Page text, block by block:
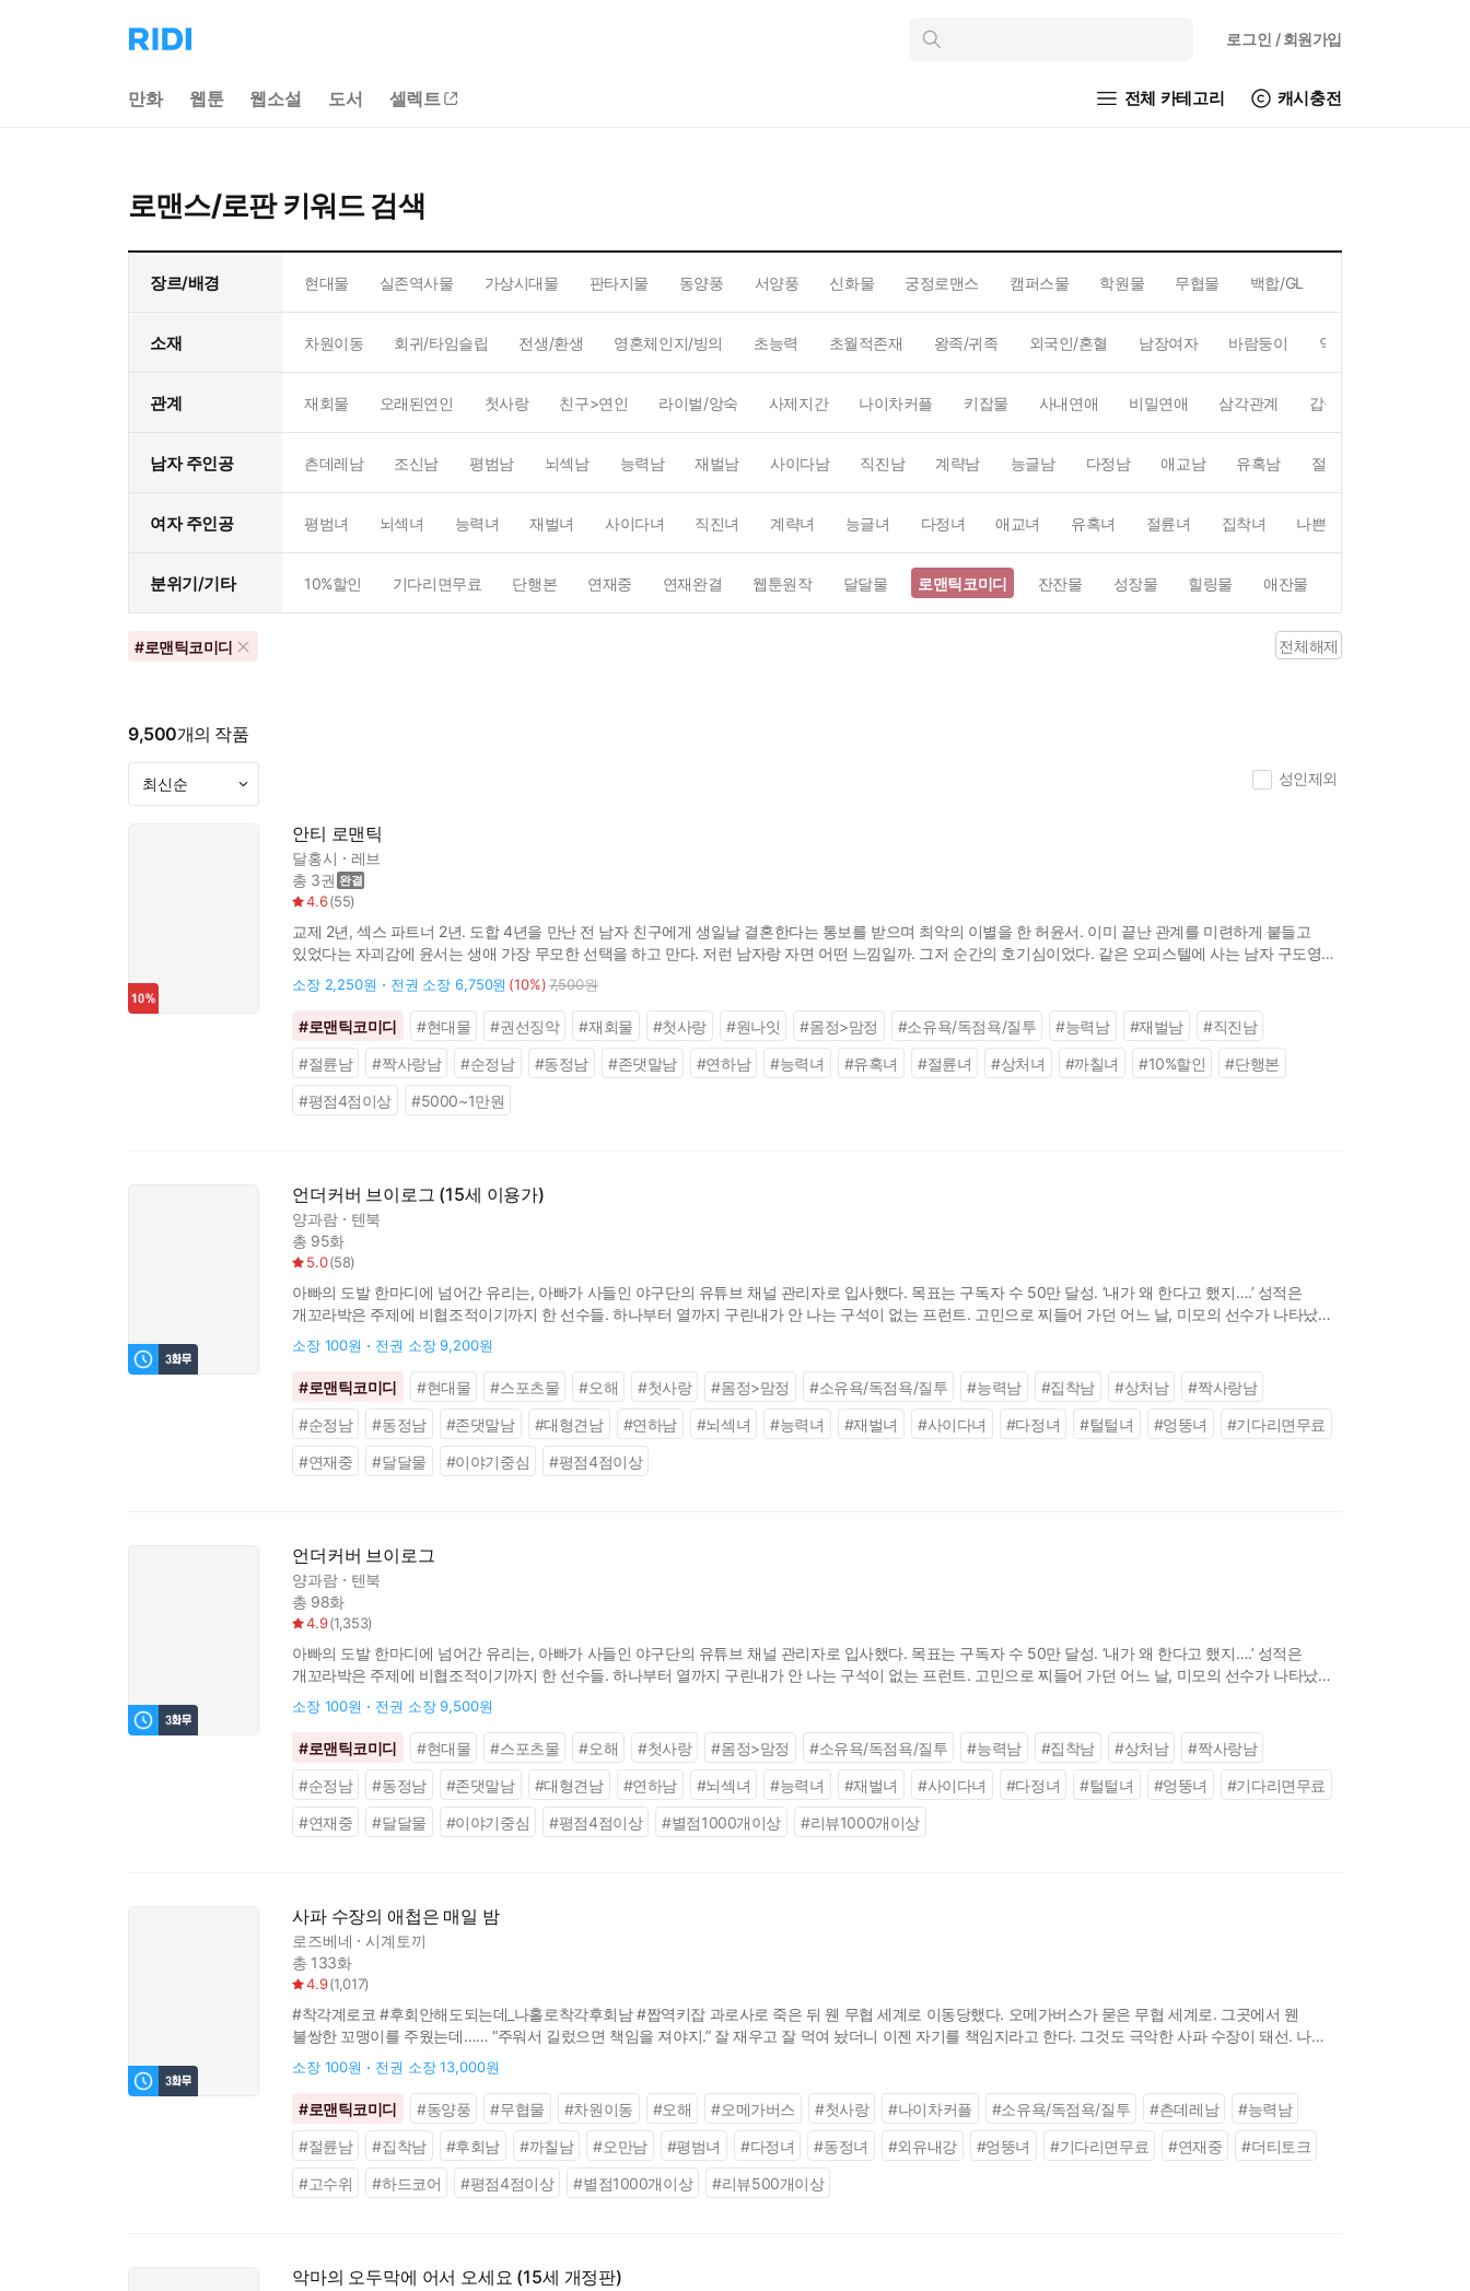
리
디
으
인
로그인 / 회원가입
만화 웹툰 웹소설 도서 셀렉트 전체 카테고리 캐시충전
로맨스/로판 키워드 검색
장르/배경 현대물 실존역사물 가상시대물 판타지물 동양풍 서양풍 신화물 궁정로맨스 캠퍼스물 학원물 무협물 백합/GL
소재 차원이동 회귀/타임슬립 전생/환생 영혼체인지/빙의 초능력 초월적존재 왕족/귀족 외국인/혼혈 남장여자 바람둥이 역하렘
관계 재회물 오래된연인 첫사랑 친구>연인 라이벌/앙숙 사제지간 나이차커플 키잡물 사내연애 비밀연애 삼각관계 갑을관계
남자 주인공 츤데레남 조신남 평범남 뇌섹남 능력남 재벌남 사이다남 직진남 계략남 능글남 다정남 애교남 유혹남 절륜남
여자 주인공 평범녀 뇌섹녀 능력녀 재벌녀 사이다녀 직진녀 계략녀 능글녀 다정녀 애교녀 유혹녀 절륜녀 집착녀 나쁜여자
분위기/기타 10%할인 기다리면무료 단행본 연재중 연재완결 웹툰원작 달달물 로맨틱코미디 잔잔물 성장물 힐링물 애잔물
#로맨틱코미디 전체해제
9,500개의 작품
성인제외
안티 로맨틱
달홍시
레브
총 3권
4.6(55)
교제 2년, 섹스 파트너 2년. 도합 4년을 만난 전 남자 친구에게 생일날 결혼한다는 통보를 받으며 최악의 이별을 한 허윤서. 이미 끝난 관계를 미련하게 붙들고
있었다는 자괴감에 윤서는 생애 가장 무모한 선택을 하고 만다. 저런 남자랑 자면 어떤 느낌일까. 그저 순간의 호기심이었다. 같은 오피스텔에 사는 남자 구도영을
유혹한 것은. 그리고 난생처음 저지른 충동의 결과는 예상보다 더 만족스러웠다. “사실 저 처음이었어요.” 마르지 않는 축복처럼
소장 2,250원 전권 소장 6,750원 (10%)7,500원
#로맨틱코미디 #현대물 #권선징악 #재회물 #첫사랑 #원나잇 #몸정>맘정 #소유욕/독점욕/질투 #능력남 #재벌남 #직진남
#절륜남 #짝사랑남 #순정남 #동정남 #존댓말남 #연하남 #능력녀 #유혹녀 #절륜녀 #상처녀 #까칠녀 #10%할인 #단행본
#평점4점이상 #5000~1만원
언더커버 브이로그 (15세 이용가)
양과람
텐북
총 95화
5.0(58)
아빠의 도발 한마디에 넘어간 유리는, 아빠가 사들인 야구단의 유튜브 채널 관리자로 입사했다. 목표는 구독자 수 50만 달성. ‘내가 왜 한다고 했지….’ 성적은
개꼬라박은 주제에 비협조적이기까지 한 선수들. 하나부터 열까지 구린내가 안 나는 구석이 없는 프런트. 고민으로 찌들어 가던 어느 날, 미모의 선수가 나타났다.
@user-123asdgs 12:23 미친 누구세요? 진심 개쳐잘생김 @user-1vadlkas 12:23 저런 얼굴이 우리 구
소장 100원 전권 소장 9,200원
#로맨틱코미디 #현대물 #스포츠물 #오해 #첫사랑 #몸정>맘정 #소유욕/독점욕/질투 #능력남 #집착남 #상처남 #짝사랑남
#순정남 #동정남 #존댓말남 #대형견남 #연하남 #뇌섹녀 #능력녀 #재벌녀 #사이다녀 #다정녀 #털털녀 #엉뚱녀 #기다리면무료
#연재중 #달달물 #이야기중심 #평점4점이상
언더커버 브이로그
양과람
텐북
총 98화
4.9(1,353)
아빠의 도발 한마디에 넘어간 유리는, 아빠가 사들인 야구단의 유튜브 채널 관리자로 입사했다. 목표는 구독자 수 50만 달성. ‘내가 왜 한다고 했지….’ 성적은
개꼬라박은 주제에 비협조적이기까지 한 선수들. 하나부터 열까지 구린내가 안 나는 구석이 없는 프런트. 고민으로 찌들어 가던 어느 날, 미모의 선수가 나타났다.
@user-123asdgs 12:23 미친 누구세요? 진심 개쳐잘생김 @user-1vadlkas 12:23 저런 얼굴이 우리 구
소장 100원 전권 소장 9,500원
#로맨틱코미디 #현대물 #스포츠물 #오해 #첫사랑 #몸정>맘정 #소유욕/독점욕/질투 #능력남 #집착남 #상처남 #짝사랑남
#순정남 #동정남 #존댓말남 #대형견남 #연하남 #뇌섹녀 #능력녀 #재벌녀 #사이다녀 #다정녀 #털털녀 #엉뚱녀 #기다리면무료
#연재중 #달달물 #이야기중심 #평점4점이상 #별점1000개이상 #리뷰1000개이상
사파 수장의 애첩은 매일 밤
로즈베네
시계토끼
총 133화
4.9(1,017)
#착각계로코 #후회안해도되는데_나홀로착각후회남 #짭역키잡 과로사로 죽은 뒤 웬 무협 세계로 이동당했다. 오메가버스가 묻은 무협 세계로. 그곳에서 웬
불쌍한 꼬맹이를 주웠는데…… “주워서 길렀으면 책임을 져야지.” 잘 재우고 잘 먹여 놨더니 이젠 자기를 책임지라고 한다. 그것도 극악한 사파 수장이 돼선. 나
원래 세계로 돌아갈 수 있을까?
소장 100원 전권 소장 13,000원
#로맨틱코미디 #동양풍 #무협물 #차원이동 #오해 #오메가버스 #첫사랑 #나이차커플 #소유욕/독점욕/질투 #츤데레남 #능력남
#절륜남 #집착남 #후회남 #까칠남 #오만남 #평범녀 #다정녀 #동정녀 #외유내강 #엉뚱녀 #기다리면무료 #연재중 #더티토크
#고수위 #하드코어 #평점4점이상 #별점1000개이상 #리뷰500개이상
악마의 오두막에 어서 오세요 (15세 개정판)